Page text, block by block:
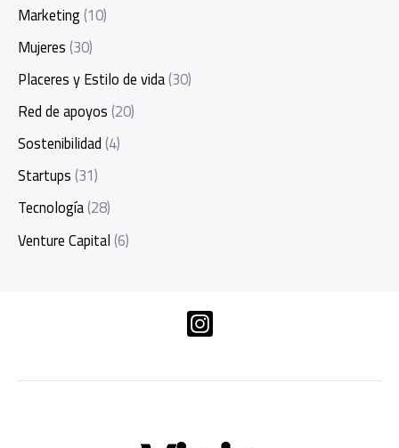
Marketing(10)
Mujeres(30)
Placeres y Estilo de vida(30)
Red de apoyos(20)
Sostenibilidad(4)
Startups(31)
Tecnología(28)
Venture Capital(6)